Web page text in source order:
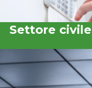
Settore civile